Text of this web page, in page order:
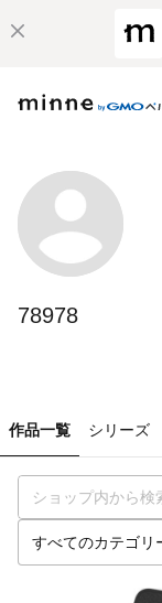
78978
作品一覧 シリーズ